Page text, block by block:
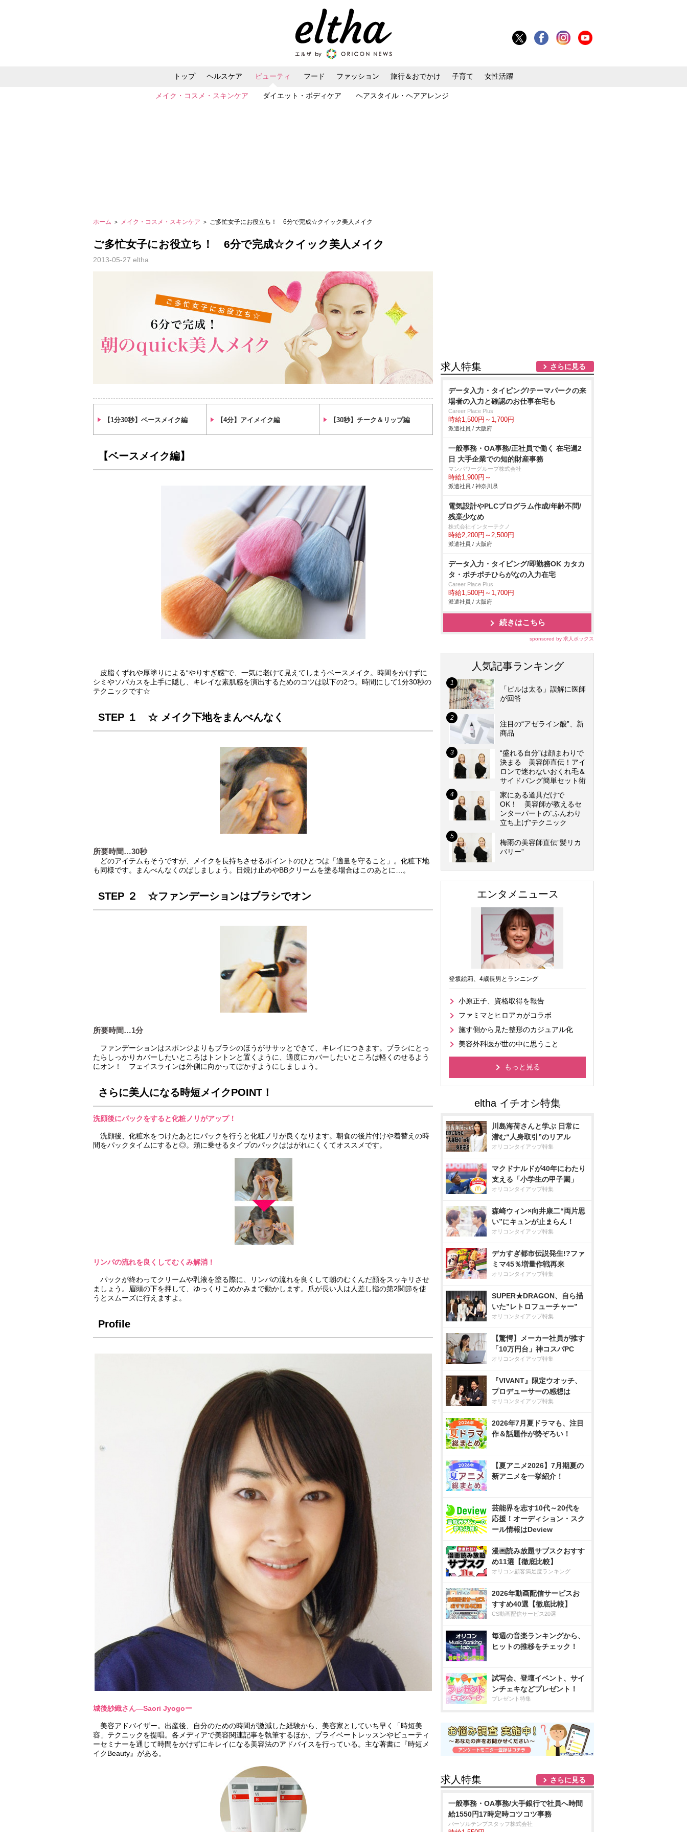
トップ ヘルスケア ビューティ
メイク・コスメ・スキンケア ダイエット・ボディケア ヘアスタイル・ヘアアレンジ
フード ファッション 旅行＆おでかけ 子育て 女性活躍
ホーム ＞ メイク・コスメ・スキンケア ＞ ご多忙女子にお役立ち！ 6分で完成☆クイック美人メイク
ご多忙女子にお役立ち！ 6分で完成☆クイック美人メイク
2013-05-27 eltha
【1分30秒】ベースメイク編 【4分】アイメイク編 【30秒】チーク＆リップ編
【ベースメイク編】
皮脂くずれや厚塗りによる“やりすぎ感”で、一気に老けて見えてしまうベースメイク。時間をかけずに
シミやソバカスを上手に隠し、キレイな素肌感を演出するためのコツは以下の2つ。時間にして1分30秒の
テクニックです☆
STEP １ ☆ メイク下地をまんべんなく
所要時間…30秒
どのアイテムもそうですが、メイクを長持ちさせるポイントのひとつは「適量を守ること」。化粧下地
も同様です。まんべんなくのばしましょう。日焼け止めやBBクリームを塗る場合はこのあとに…。
STEP ２ ☆ファンデーションはブラシでオン
所要時間…1分
ファンデーションはスポンジよりもブラシのほうがササッとできて、キレイにつきます。ブラシにとっ
たらしっかりカバーしたいところはトントンと置くように、適度にカバーしたいところは軽くのせるよう
にオン！ フェイスラインは外側に向かってぼかすようにしましょう。
さらに美人になる時短メイクPOINT！
洗顔後にパックをすると化粧ノリがアップ！
洗顔後、化粧水をつけたあとにパックを行うと化粧ノリが良くなります。朝食の後片付けや着替えの時
間をパックタイムにすると◎。頬に乗せるタイプのパックははがれにくくてオススメです。
リンパの流れを良くしてむくみ解消！
パックが終わってクリームや乳液を塗る際に、リンパの流れを良くして朝のむくんだ顔をスッキリさせ
ましょう。眉頭の下を押して、ゆっくりこめかみまで動かします。爪が長い人は人差し指の第2関節を使
うとスムーズに行えますよ。
Profile
城後紗織さん―Saori Jyogoー
美容アドバイザー。出産後、自分のための時間が激減した経験から、美容家としていち早く「時短美
容」テクニックを提唱。各メディアで美容関連記事を執筆するほか、プライベートレッスンやビューティ
ーセミナーを通じて時間をかけずにキレイになる美容法のアドバイスを行っている。主な著書に『時短メ
イクBeauty』がある。
求人特集 さらに見る
データ入力・タイピング/テーマパークの来
場者の入力と確認のお仕事在宅も
Career Place Plus
時給1,500円～1,700円
派遣社員 / 大阪府
一般事務・OA事務/正社員で働く 在宅週2
日 大手企業での知的財産事務
マンパワーグループ株式会社
時給1,900円～
派遣社員 / 神奈川県
電気設計やPLCプログラム作成/年齢不問/
残業少なめ
株式会社インターテクノ
時給2,200円～2,500円
派遣社員 / 大阪府
データ入力・タイピング/即勤務OK カタカ
タ・ポチポチひらがなの入力在宅
Career Place Plus
時給1,500円～1,700円
派遣社員 / 大阪府
続きはこちら
sponsored by 求人ボックス
人気記事ランキング
「ピルは太る」誤解に医師
が回答
注目の“アゼライン酸”、新
商品
“盛れる自分”は顔まわりで
決まる 美容師直伝！アイ
ロンで迷わないおくれ毛＆
サイドバング簡単セット術
家にある道具だけで
OK！ 美容師が教えるセ
ンターパートの”ふんわり
立ち上げ”テクニック
梅雨の美容師直伝”髪リカ
バリー”
エンタメニュース
登坂絵莉、4歳長男とランニング
小原正子、資格取得を報告
ファミマとヒロアカがコラボ
施す側から見た整形のカジュアル化
美容外科医が世の中に思うこと
もっと見る
川島海荷さんと学ぶ 日常に
潜む“人身取引”のリアル
オリコンタイアップ特集
マクドナルドが40年にわたり
支える「小学生の甲子園」
オリコンタイアップ特集
森崎ウィン×向井康二“両片思
い”にキュンが止まらん！
オリコンタイアップ特集
デカすぎ都市伝説発生!?ファ
ミマ45％増量作戦再来
オリコンタイアップ特集
SUPER★DRAGON、自ら描
いた”レトロフューチャー”
オリコンタイアップ特集
【驚愕】メーカー社員が推す
「10万円台」神コスパPC
オリコンタイアップ特集
『VIVANT』限定ウオッチ、
プロデューサーの感想は
オリコンタイアップ特集
2026年7月夏ドラマも、注目
作＆話題作が勢ぞろい！
【夏アニメ2026】7月期夏の
新アニメを一挙紹介！
芸能界を志す10代～20代を
応援！オーディション・スク
ール情報はDeview
漫画読み放題サブスクおすす
め11選【徹底比較】
オリコン顧客満足度ランキング
2026年動画配信サービスお
すすめ40選【徹底比較】
CS動画配信サービス20選
毎週の音楽ランキングから、
ヒットの推移をチェック！
試写会、登壇イベント、サイ
ンチェキなどプレゼント！
プレゼント特集
求人特集 さらに見る
一般事務・OA事務/大手銀行で社員へ時間
給1550円17時定時コツコツ事務
パーソルテンプスタッフ株式会社